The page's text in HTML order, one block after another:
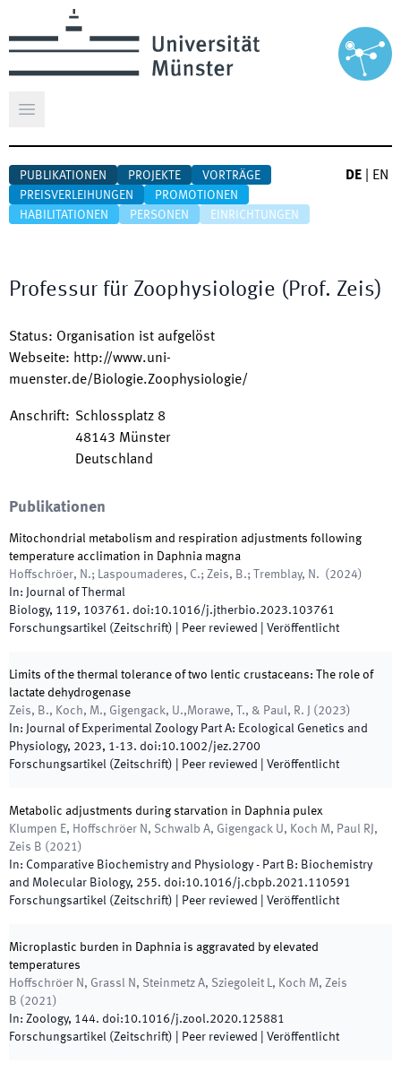
Hauptmenü öffnen
PUBLIKATIONEN PROJEKTE
VORTRÄGE
PREISVERLEIHUNGEN
PROMOTIONEN
HABILITATIONEN
PERSONEN EINRICHTUNGEN
DE EN
Professur für Zoophysiologie (Prof. Zeis)
Status: Organisation ist aufgelöst
Webseite: http://www.uni-
muenster.de/Biologie.Zoophysiologie/
Anschrift: Schlossplatz 8
48143 Münster
Deutschland
Publikationen
Mitochondrial metabolism and respiration adjustments following
temperature acclimation in Daphnia magna
Hoffschröer, N.; Laspoumaderes, C.; Zeis, B.; Tremblay, N. ( 2024)
In: Journal of Thermal
Biology, 119, 103761. doi:10.1016/j.jtherbio.2023.103761
Forschungsartikel (Zeitschrift) | Peer reviewed Veröffentlicht
Limits of the thermal tolerance of two lentic crustaceans: The role of
lactate dehydrogenase
Zeis, B., Koch, M., Gigengack, U.,Morawe, T., & Paul, R. J
( 2023)
In: Journal of Experimental Zoology Part A: Ecological Genetics and
Physiology, 2023, 1-13. doi:10.1002/jez.2700
Forschungsartikel (Zeitschrift) | Peer reviewed Veröffentlicht
Metabolic adjustments during starvation in Daphnia pulex
Klumpen E, Hoffschröer N, Schwalb A, Gigengack U, Koch M, Paul RJ,
Zeis B ( 2021)
In: Comparative Biochemistry and Physiology - Part B: Biochemistry
and Molecular Biology, 255. doi:10.1016/j.cbpb.2021.110591
Forschungsartikel (Zeitschrift) | Peer reviewed Veröffentlicht
Microplastic burden in Daphnia is aggravated by elevated
temperatures
Hoffschröer N, Grassl N, Steinmetz A, Sziegoleit L, Koch M, Zeis
B ( 2021)
In: Zoology, 144. doi:10.1016/j.zool.2020.125881
Forschungsartikel (Zeitschrift) | Peer reviewed Veröffentlicht